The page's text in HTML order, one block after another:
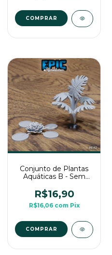
COMPRAR
Conjunto de Plantas
Aquáticas B - Sem
Cenário Para RPG de
Mesa
R$16,90
R$16,06 com Pix